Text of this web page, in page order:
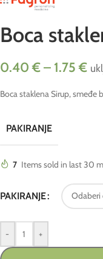
Boca
0.40€– 1.75€
Boca staklena Sirup, smeđe
PAKIRANJE
7 Items sold in last 30
PAKIRANJE
- +